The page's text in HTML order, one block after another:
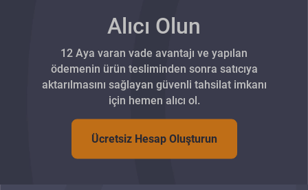
Alıcı Olun
12 Aya varan vade avantajı ve yapılan
ödemenin ürün tesliminden sonra satıcıya
aktarılmasını sağlayan güvenli tahsilat imkanı
için hemen alıcı ol.
Ücretsiz Hesap Oluşturun